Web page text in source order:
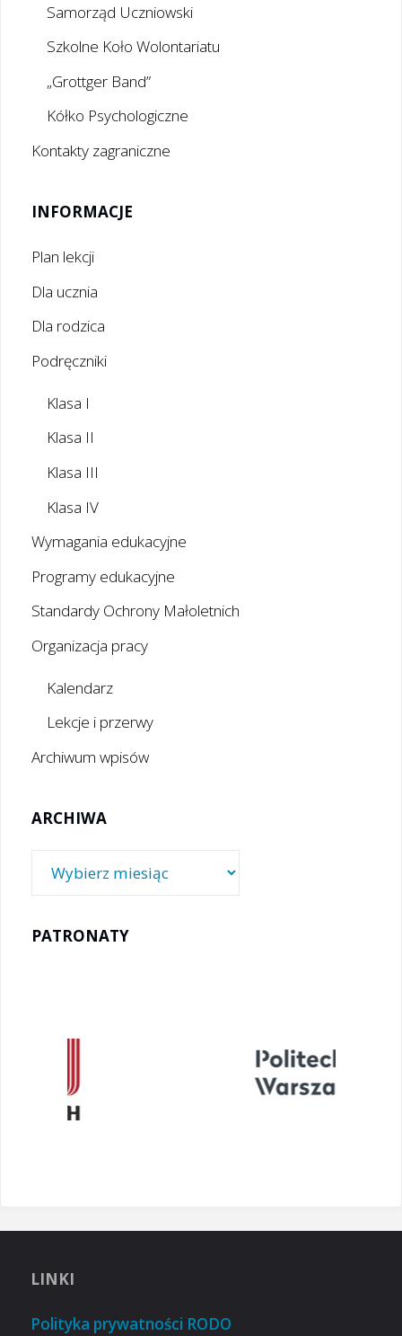
Samorząd Uczniowski
Szkolne Koło Wolontariatu
„Grottger Band”
Kółko Psychologiczne
Kontakty zagraniczne
INFORMACJE
Plan lekcji
Dla ucznia
Dla rodzica
Podręczniki
Klasa I
Klasa II
Klasa III
Klasa IV
Wymagania edukacyjne
Programy edukacyjne
Standardy Ochrony Małoletnich
Organizacja pracy
Kalendarz
Lekcje i przerwy
Archiwum wpisów
ARCHIWA
PATRONATY
LINKI
Polityka prywatności RODO